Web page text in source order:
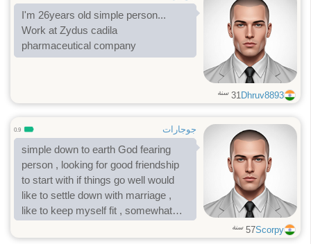
I'm 26years old simple person...
Work at Zydus cadila
pharmaceutical company
Dhruv8893
31 سنة
جوجارات 0.9
simple down to earth God fearing
person , looking for good friendship
to start with if things go well would
like to settle down with marriage ,
like to keep myself fit , somewhat
Scorpy
57 سنة